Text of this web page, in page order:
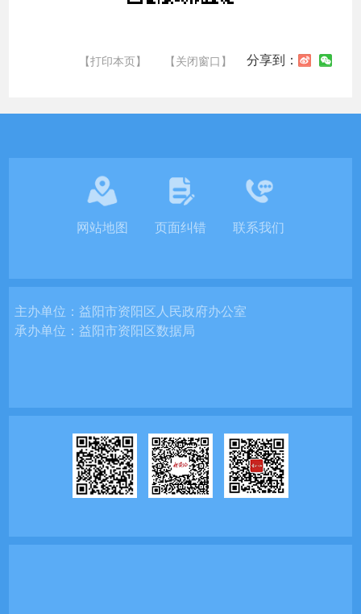
【打印本页】 【关闭窗口】 分享到：
网站地图 页面纠错 联系我们
主办单位：益阳市资阳区人民政府办公室
承办单位：益阳市资阳区数据局